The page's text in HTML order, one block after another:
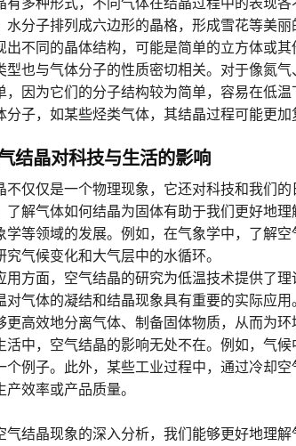
水分子排列成六边形的晶格，形成雪花等美
出不同的晶体结构，可能是简单的立方体或其
型也与气体分子的性质密切相关。对于像氮
，因为它们的分子结构较为简单，容易在低
分子，如某些烃类气体，其结晶过程可能更
结晶对科技与生活的影响
不仅仅是一个物理现象，它还对科技和我们
了解气体如何结晶为固体有助于我们更好地
学等领域的发展。例如，在气象学中，了解
究气候变化和大气层中的水循环。
用方面，空气结晶的研究为低温技术提供了
对气体的凝结和结晶现象具有重要的实际应
更高效地分离气体、制备固体物质，从而为环
活中，空气结晶的影响无处不在。例如，气
个例子。此外，某些工业过程中，通过冷却
产效率或产品质量。
气结晶现象的深入分析，我们能够更好地理